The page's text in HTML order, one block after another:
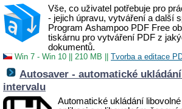
Vše, co uživatel potřebuje pro
- jejich úpravu, vytváření a další
Program Ashampoo PDF Free
tiskárnu pro vytváření PDF z
dokumentů.
Win 7 - Win 10 210 MB Tvorba a editace
Autosaver - automatické
intervalu
Automatické ukládání